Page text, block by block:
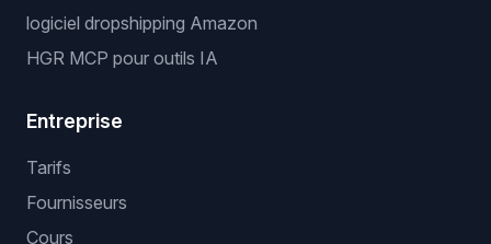
logiciel dropshipping Amazon
HGR MCP pour outils IA
Entreprise
Tarifs
Fournisseurs
Cours